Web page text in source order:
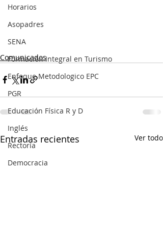
Horarios
Asopadres
SENA
Formación Integral en Turismo
Enfoque Metodologico EPC
PGR
Educación Física R y D
Inglés
Rectoría
Democracia
Comunicados
Entradas recientes Ver todo